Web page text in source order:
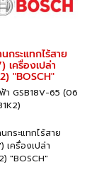
กระแทกไร้สาย
เครื่องเปล่า
"BOSCH"
า GSB18V-65 (06
กระแทกไร้สาย
เครื่องเปล่า
"BOSCH"